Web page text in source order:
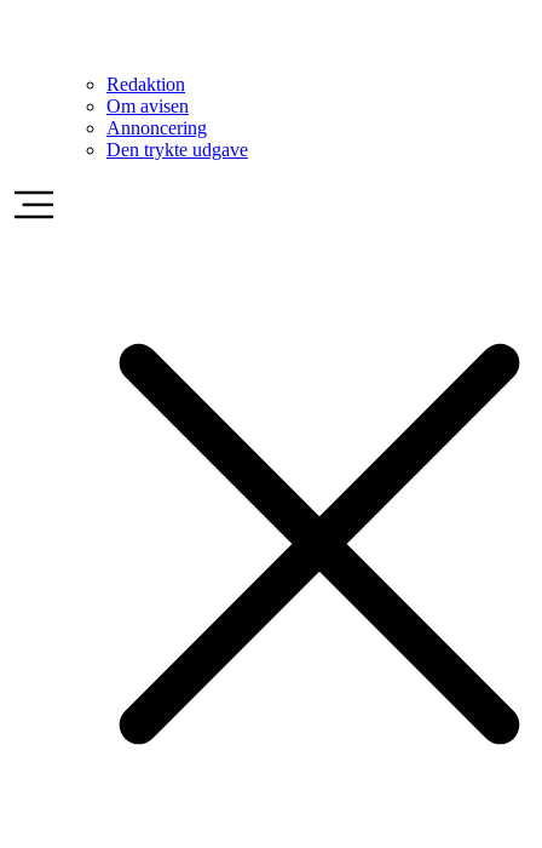
Redaktion
Om avisen
Annoncering
Den trykte udgave